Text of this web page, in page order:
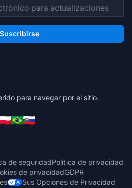
Suscribirse
para navegar por el sitio.
de seguridadPolítica de privacidad
de privacidadGDPR
Sus Opciones de Privacidad